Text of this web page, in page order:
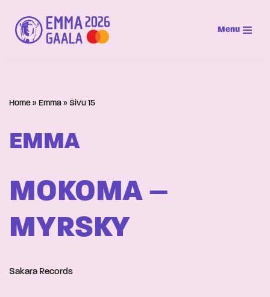
Siirry
suoraan
Menu
Home » Emma » Sivu 15
EMMA
MOKOMA –
MYRSKY
Sakara Records